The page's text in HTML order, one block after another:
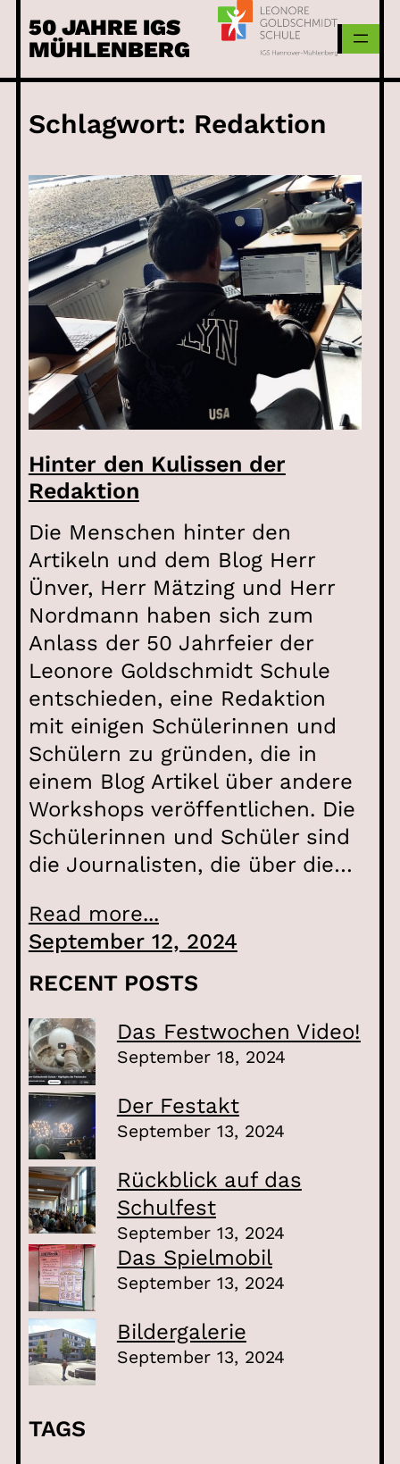
50 JAHRE IGS
MÜHLENBERG
Schlagwort: Redaktion
Hinter den Kulissen der
Redaktion
Die Menschen hinter den
Artikeln und dem Blog Herr
Ünver, Herr Mätzing und Herr
Nordmann haben sich zum
Anlass der 50 Jahrfeier der
Leonore Goldschmidt Schule
entschieden, eine Redaktion
mit einigen Schülerinnen und
Schülern zu gründen, die in
einem Blog Artikel über andere
Workshops veröffentlichen. Die
Schülerinnen und Schüler sind
die Journalisten, die über die…
Read more...
September 12, 2024
RECENT POSTS
Das Festwochen Video!
September 18, 2024
Der Festakt
September 13, 2024
Rückblick auf das
Schulfest
September 13, 2024
Das Spielmobil
September 13, 2024
Bildergalerie
September 13, 2024
TAGS